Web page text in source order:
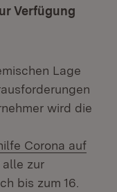
Verfügung
Lage
wird die
Corona auf
in neuem
alle zur
bis zum 16.